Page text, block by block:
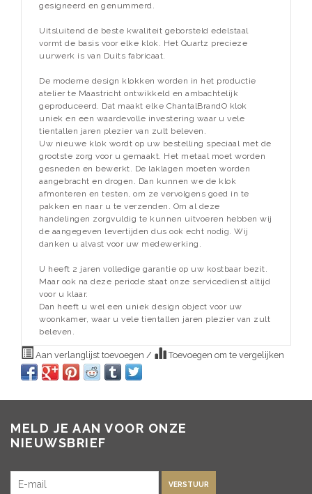
gesigneerd en genummerd.
Uitsluitend de beste kwaliteit geborsteld edelstaal
vormt de basis voor elke klok. Het Quartz precieze
uurwerk is van Duits fabricaat.
De moderne design klokken worden in het productie
atelier te Maastricht ontwikkeld en ambachtelijk
geproduceerd. Dat maakt elke ChantalBrandO klok
uniek en een waardevolle investering waar u vele
tientallen jaren plezier van zult beleven.
Uw nieuwe klok wordt op uw bestelling speciaal met de
grootste zorg voor u gemaakt. Het metaal moet worden
gesneden en bewerkt. De laklagen moeten worden
aangebracht en drogen. Dan kunnen we de klok
afmonteren en testen, om ze vervolgens goed in te
pakken en naar u te verzenden. Om al deze
handelingen zorgvuldig te kunnen uitvoeren hebben wij
de aangegeven levertijden dus ook echt nodig. Wij
danken u alvast voor uw medewerking.
U heeft 2 jaren volledige garantie op uw kostbaar bezit.
Maar ook na deze periode staat onze servicedienst altijd
voor u klaar.
Dan heeft u wel een uniek design object voor uw
woonkamer, waar u vele tientallen jaren plezier van zult
beleven.
Aan verlanglijst toevoegen / Toevoegen om te vergelijken
MELD JE AAN VOOR ONZE
NIEUWSBRIEF
VERSTUUR